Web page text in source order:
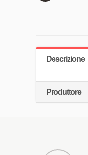
Descrizione
Produttore